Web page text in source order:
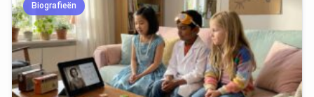
Biografieën